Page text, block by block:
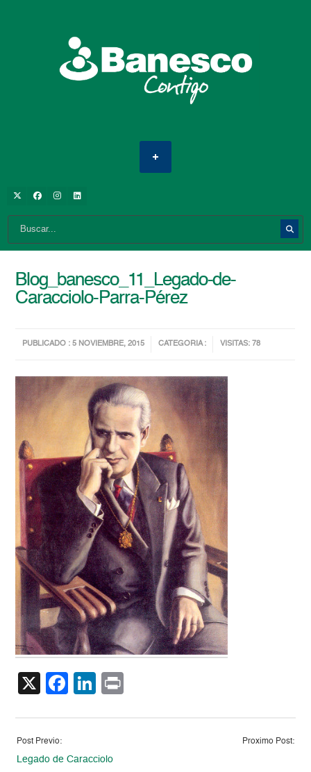
Blog_banesco_11_Legado-de-
Caracciolo-Parra-Pérez
PUBLICADO : 5 NOVIEMBRE, 2015 CATEGORIA : VISITAS: 78
X Facebook
LinkedIn
Post Previo:
Legado de Caracciolo
Proximo Post: